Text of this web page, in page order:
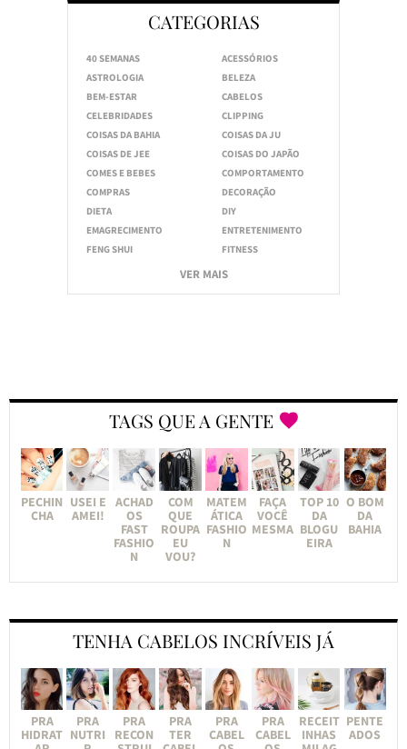
CATEGORIAS
40 SEMANAS
ACESSÓRIOS
ASTROLOGIA
BELEZA
BEM-ESTAR
CABELOS
CELEBRIDADES
CLIPPING
COISAS DA BAHIA
COISAS DA JU
COISAS DE JEE
COISAS DO JAPÃO
COMES E BEBES
COMPORTAMENTO
COMPRAS
DECORAÇÃO
DIETA
DIY
EMAGRECIMENTO
ENTRETENIMENTO
FENG SHUI
FITNESS
VER MAIS
TAGS QUE A GENTE
PECHIN
CHA
USEI E
AMEI!
ACHAD
OS
FAST
FASHIO
N
COM
QUE
ROUPA
EU
VOU?
MATEM
ÁTICA
FASHIO
N
FAÇA
VOCÊ
MESMA
TOP 10
DA
BLOGU
EIRA
O BOM
DA
BAHIA
TENHA CABELOS INCRÍVEIS JÁ
PRA
HIDRAT
PRA
NUTRI
PRA
RECON
PRA
TER
PRA
CABEL
PRA
CABEL
RECEIT
INHAS
PENTE
ADOS